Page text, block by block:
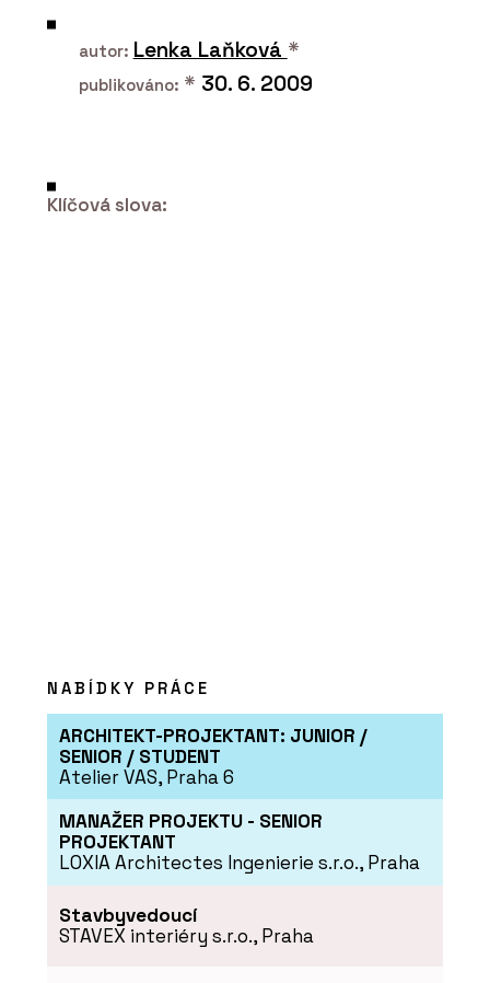
Vytápění a chlazení - REHAU
ČLÁNKY
Vícepodlažní dřevostavba TIMBER
PRAHA s podlahovým vytápěním
autor: Lenka Laňková *
publikováno: * 30. 6. 2009
Klíčová slova:
NABÍDKY PRÁCE
ARCHITEKT-PROJEKTANT: JUNIOR /
SENIOR / STUDENT
Atelier VAS, Praha 6
MANAŽER PROJEKTU - SENIOR
PROJEKTANT
LOXIA Architectes Ingenierie s.r.o., Praha
Stavbyvedoucí
STAVEX interiéry s.r.o., Praha